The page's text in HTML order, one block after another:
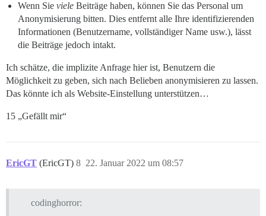
Wenn Sie viele Beiträge haben, können Sie das Personal um
Anonymisierung bitten. Dies entfernt alle Ihre identifizierenden
Informationen (Benutzername, vollständiger Name usw.), lässt
die Beiträge jedoch intakt.
Ich schätze, die implizite Anfrage hier ist, Benutzern die
Möglichkeit zu geben, sich nach Belieben anonymisieren zu lassen.
Das könnte ich als Website-Einstellung unterstützen…
15 „Gefällt mir“
EricGT (EricGT) 22. Januar 2022 um 08:57
8
codinghorror: